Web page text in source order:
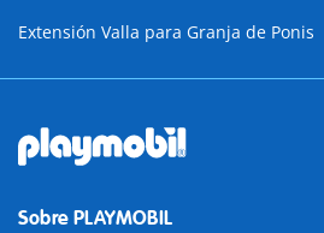
Extensión Valla para Granja de Ponis
Sobre PLAYMOBIL